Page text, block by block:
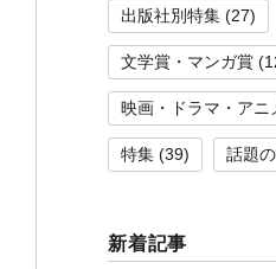
出版社別特集 (27)
文学賞・マンガ賞
映画・ドラマ・アニ
特集 (39) 話題
新着記事